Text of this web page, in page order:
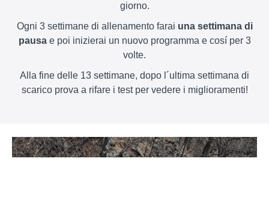
giorno.
Ogni 3 settimane di allenamento farai una settimana di
pausae poi inizierai un nuovo programma e cosí per 3
volte.
Alla fine delle 13 settimane, dopo l´ultima settimana di
scarico prova a rifare i test per vedere i miglioramenti!